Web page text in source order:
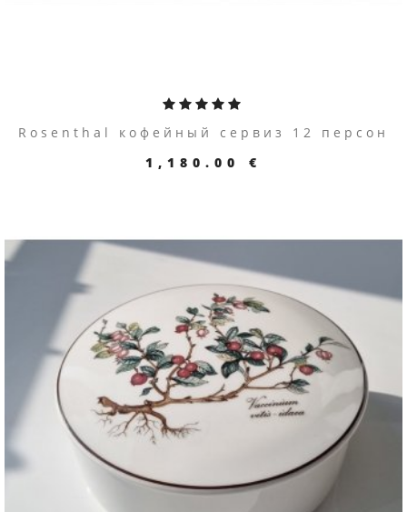
Rosenthal кофейный сервиз 12 персон
1,180.00 €